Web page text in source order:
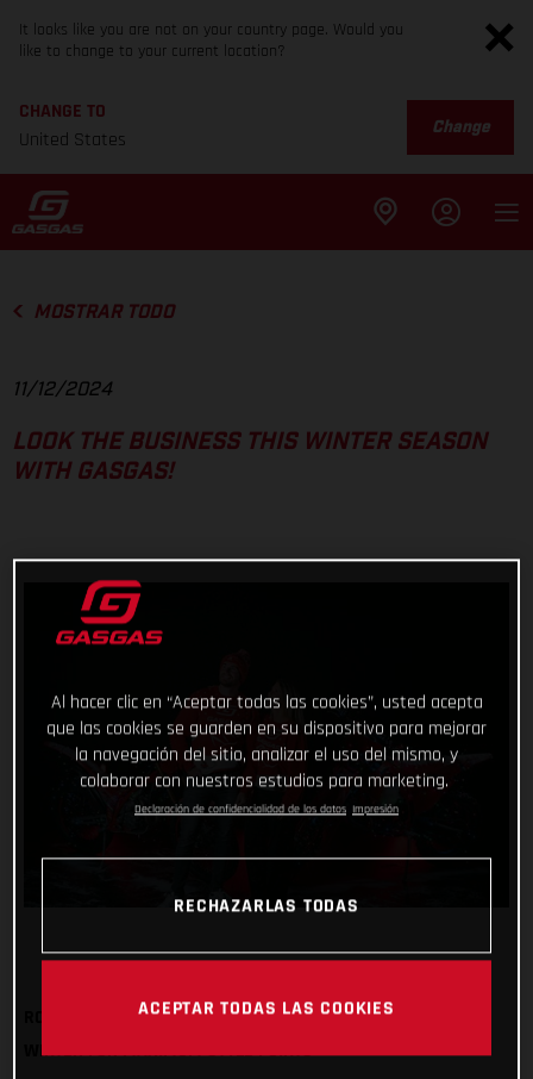
It looks like you are not on your country page. Would you
like to change to your current location?
CHANGE TO
United States
Change
MOSTRAR TODO
11/12/2024
LOOK THE BUSINESS THIS WINTER SEASON
WITH GASGAS!
ROCK OUR FESTIVE SWEATSHIRT AND BOBBLE HAT THIS
WINTER FOR MAXIMUM STYLE POINTS
Al hacer clic en “Aceptar todas las cookies”, usted acepta
que las cookies se guarden en su dispositivo para mejorar
la navegación del sitio, analizar el uso del mismo, y
colaborar con nuestros estudios para marketing.
Declaración de confidencialidad de los datos Impresión
RECHAZARLAS TODAS
ACEPTAR TODAS LAS COOKIES